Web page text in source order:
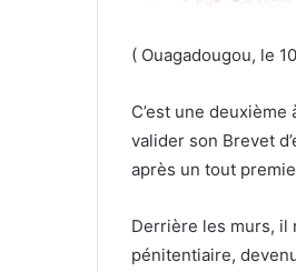
( Ouagadougou, le
C’est une
valider son Brevet
après un tout
Derrière les murs, il
pénitentiaire,